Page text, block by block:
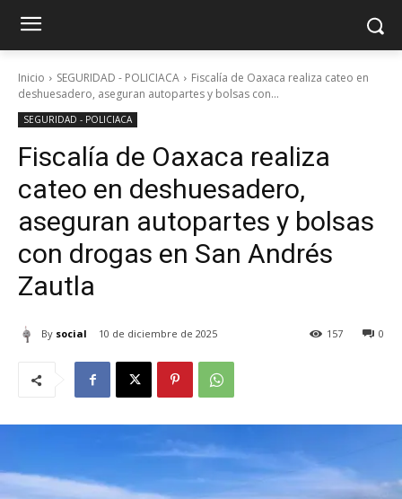
Inicio SEGURIDAD - POLICIACA
Fiscalía de Oaxaca realiza cateo en
deshuesadero, aseguran autopartes y bolsas con...
SEGURIDAD - POLICIACA
Fiscalía de Oaxaca realiza
cateo en deshuesadero,
aseguran autopartes y bolsas
con drogas en San Andrés
Zautla
By social 10 de diciembre de 2025 0
157